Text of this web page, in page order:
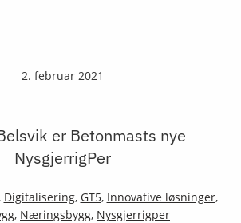
2. februar 2021
er Betonmasts nye
NysgjerrigPer
Digitalisering, GT5, Innovative løsninger,
, Næringsbygg, Nysgjerrigper